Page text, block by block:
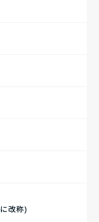
改称)